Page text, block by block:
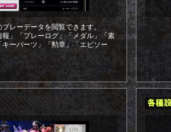
レーデータを閲覧できます。
」「プレーログ」「メダル」「素
ーパーツ」「勲章」「エピソー